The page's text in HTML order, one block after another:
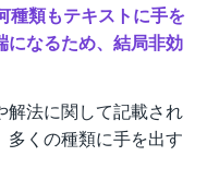
種類もテキストに手を
になるため、結局非効
解法に関して記載され
多くの種類に手を出す